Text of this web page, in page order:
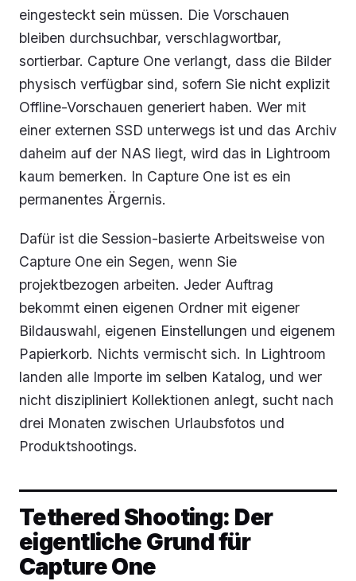
eingesteckt sein müssen. Die Vorschauen
bleiben durchsuchbar, verschlagwortbar,
sortierbar. Capture One verlangt, dass die Bilder
physisch verfügbar sind, sofern Sie nicht explizit
Offline-Vorschauen generiert haben. Wer mit
einer externen SSD unterwegs ist und das Archiv
daheim auf der NAS liegt, wird das in Lightroom
kaum bemerken. In Capture One ist es ein
permanentes Ärgernis.
Dafür ist die Session-basierte Arbeitsweise von
Capture One ein Segen, wenn Sie
projektbezogen arbeiten. Jeder Auftrag
bekommt einen eigenen Ordner mit eigener
Bildauswahl, eigenen Einstellungen und eigenem
Papierkorb. Nichts vermischt sich. In Lightroom
landen alle Importe im selben Katalog, und wer
nicht diszipliniert Kollektionen anlegt, sucht nach
drei Monaten zwischen Urlaubsfotos und
Produktshootings.
Tethered Shooting: Der
eigentliche Grund für
Capture One